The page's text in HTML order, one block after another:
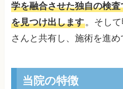
学を融合させた独自の検
を見つけ出します。そし
さんと共有し、施術を進め
当院の特徴